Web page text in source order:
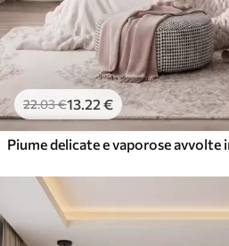
22.03€13.22 €